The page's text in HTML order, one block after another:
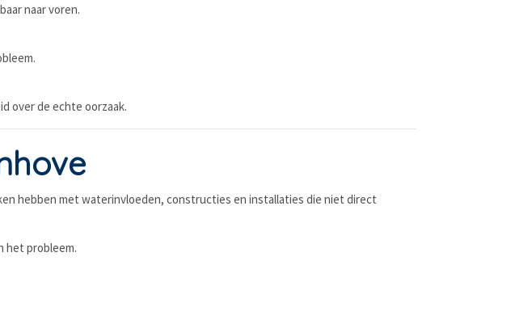
naar voren.
over de echte oorzaak.
hebben met waterinvloeden, constructies en installaties die niet direct
het probleem.